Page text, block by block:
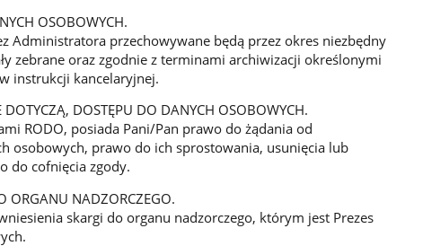
OSOBOWYCH.
Administratora przechowywane będą przez okres niezbędny
zebrane oraz zgodnie z terminami archiwizacji określonymi
instrukcji kancelaryjnej.
DOSTĘPU DO DANYCH OSOBOWYCH.
RODO, posiada Pani/Pan prawo do żądania od
osobowych, prawo do ich sprostowania, usunięcia lub
do cofnięcia zgody.
ORGANU NADZORCZEGO.
skargi do organu nadzorczego, którym jest Prezes